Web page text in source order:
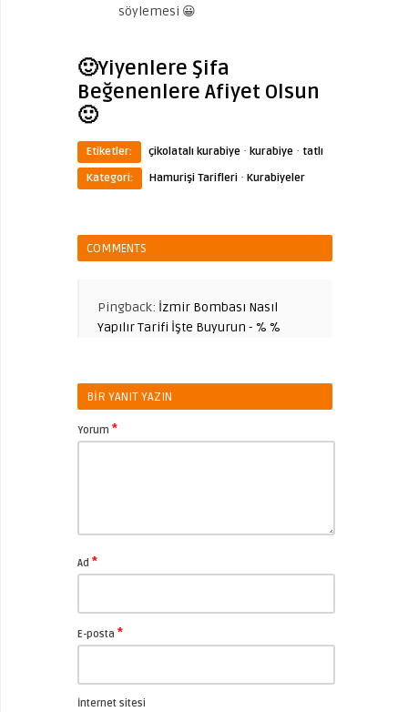
söylemesi 😀
🙂Yiyenlere Şifa
Beğenenlere Afiyet Olsun
🙂
Etiketler: çikolatalı kurabiye · kurabiye · tatlı
Kategori:
Hamurişi Tarifleri · Kurabiyeler
COMMENTS
Pingback: İzmir Bombası Nasıl
Yapılır Tarifi İşte Buyurun - % %
BIR YANIT YAZIN
Yorum *
Ad *
E-posta *
İnternet sitesi